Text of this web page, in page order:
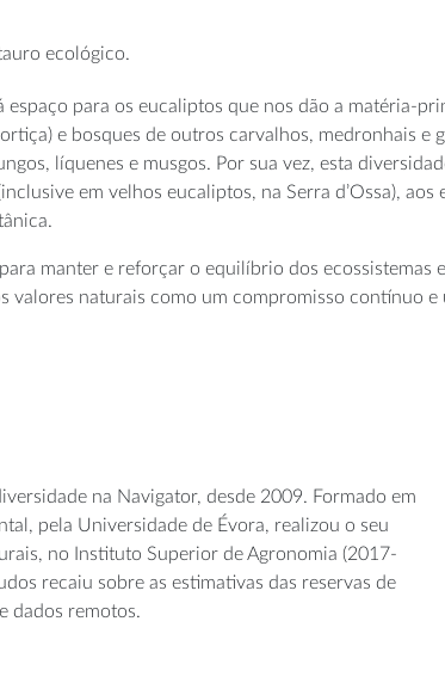
ecológico.
para os eucaliptos que nos dão a matéria-
e bosques de outros carvalhos, medronhais e
líquenes e musgos. Por sua vez, esta
em velhos eucaliptos, na Serra d’Ossa),
manter e reforçar o equilíbrio dos ecossistemas
valores naturais como um compromisso contínuo e
na Navigator, desde 2009. Formado em
pela Universidade de Évora, realizou o seu
no Instituto Superior de Agronomia (2017-
recaiu sobre as estimativas das reservas de
dados remotos.